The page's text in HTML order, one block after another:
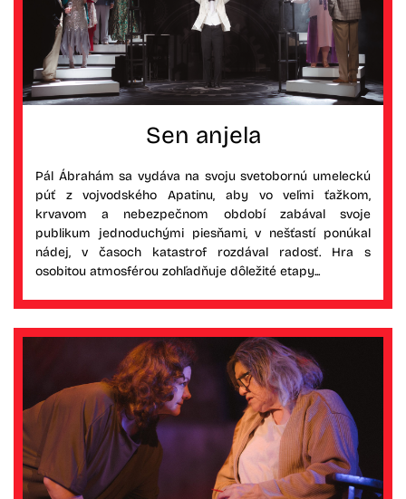
Sen anjela
Pál Ábrahám sa vydáva na svoju svetobornú umeleckú
púť z vojvodského Apatinu, aby vo veľmi ťažkom,
krvavom a nebezpečnom období zabával svoje
publikum jednoduchými piesňami, v nešťastí ponúkal
nádej, v časoch katastrof rozdával radosť. Hra s
osobitou atmosférou zohľadňuje dôležité etapy...